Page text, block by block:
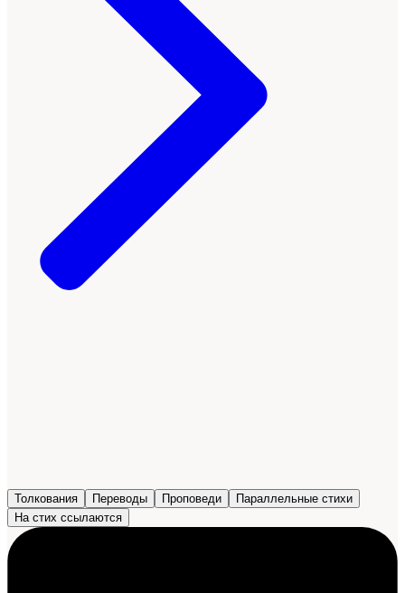
Толкования Переводы Проповеди
Параллельные стихи
На стих ссылаются